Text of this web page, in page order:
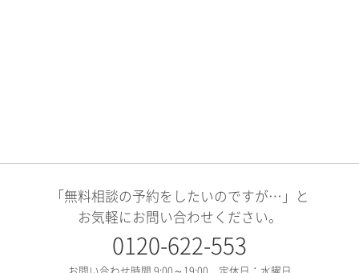
「無料相談の予約をしたいのですが…」と
お気軽にお問い合わせください。
0120-622-553